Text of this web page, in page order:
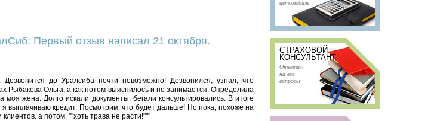
Первый отзыв написал 21 октября.
до Уралсиба почти невозможно! Дозвонился, узнал, что
Рыбакова Ольга, а как потом выяснилось и не занимается. Определила
жена. Долго искали документы, бегали консультировались. В итоге
выплачиваю кредит. Посмотрим, что будет дальше! Но пока, похоже на
а потом, ""хоть трава не расти!"""
автомобиль
СТРАХОВОЙ
КОНСУЛЬТАНТ
Ответим
на все
вопросы